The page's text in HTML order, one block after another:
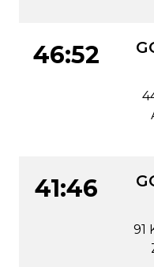
46:52
41:46
91